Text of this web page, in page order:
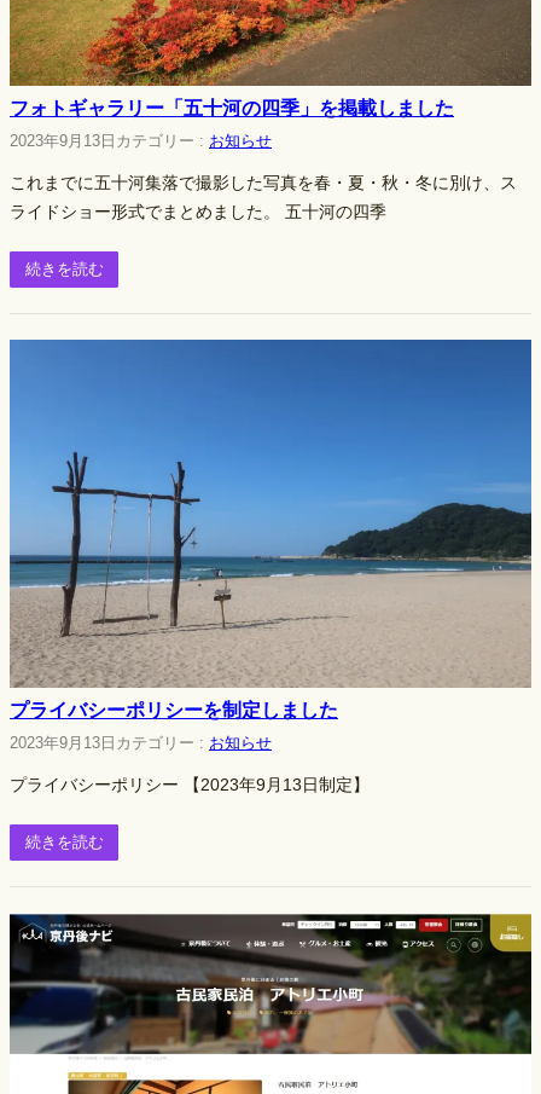
フォトギャラリー「五十河の四季」を掲載しました
2023年9月13日 カテゴリー : お知らせ
これまでに五十河集落で撮影した写真を春・夏・秋・冬に別け、ス
ライドショー形式でまとめました。 五十河の四季
続きを読む
プライバシーポリシーを制定しました
2023年9月13日 カテゴリー : お知らせ
プライバシーポリシー 【2023年9月13日制定】
続きを読む